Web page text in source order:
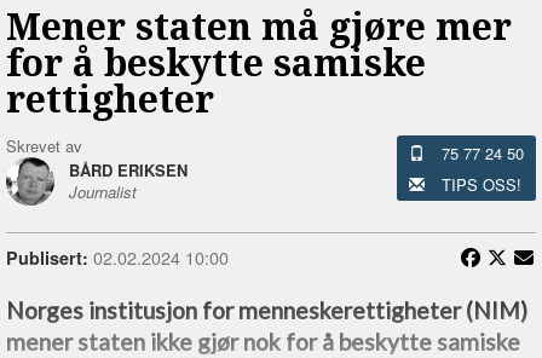
Mener staten må gjøre mer
for å beskytte samiske
rettigheter
Skrevet av
BÅRD ERIKSEN
Journalist
75 77 24 50
TIPS OSS!
Publisert: 02.02.2024 10:00
Norges institusjon for menneskerettigheter (NIM)
mener staten ikke gjør nok for å beskytte samiske